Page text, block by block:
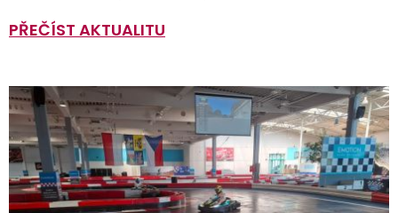
PŘEČÍST AKTUALITU